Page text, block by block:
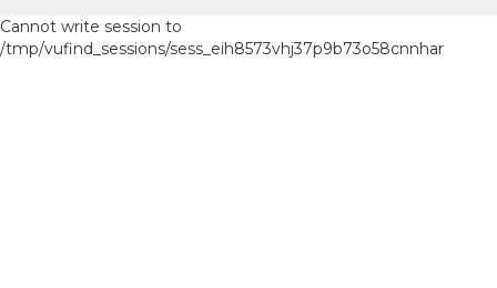
Cannot write session to
/tmp/vufind_sessions/sess_eih8573vhj37p9b73o58cnnhar